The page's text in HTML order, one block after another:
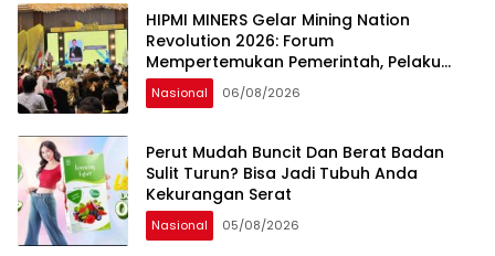
sama Memberikan Kontribusi bagi
Pembangunan Nasional.
HIPMI MINERS Gelar Mining Nation
Revolution 2026: Forum
Mempertemukan Pemerintah, Pelaku
Industri, Investor, Akademisi, dan
Pengusaha dalam Mendukung
Nasional 06/08/2026
Perut Mudah Buncit Dan Berat Badan
Sulit Turun? Bisa Jadi Tubuh Anda
Kekurangan Serat
Nasional 05/08/2026